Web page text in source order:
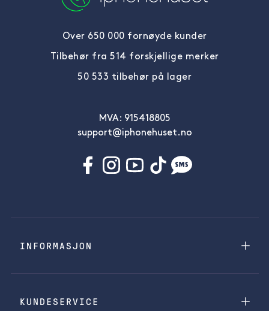
Over 650 000 fornøyde kunder
Tilbehør fra 514 forskjellige merker
50 533 tilbehør på lager
MVA: 915418805
support@iphonehuset.no
INFORMASJON
KUNDESERVICE